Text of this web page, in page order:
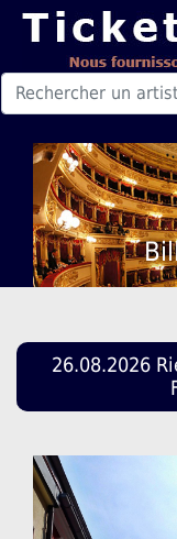
26.08.2026